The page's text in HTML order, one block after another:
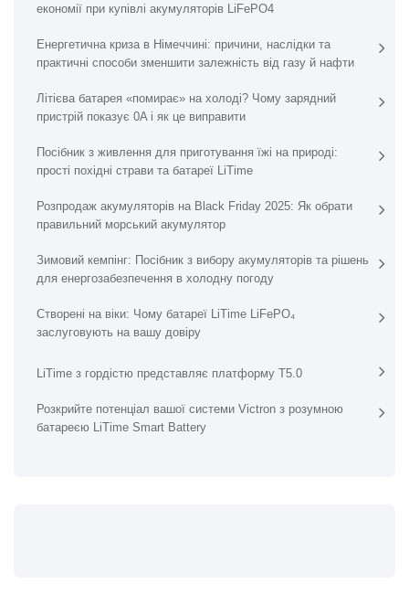
економії при купівлі акумуляторів LiFePO4
Енергетична криза в Німеччині: причини, наслідки та
практичні способи зменшити залежність від газу й нафти
Літієва батарея «помирає» на холоді? Чому зарядний
пристрій показує 0A і як це виправити
Посібник з живлення для приготування їжі на природі:
прості похідні страви та батареї LiTime
Розпродаж акумуляторів на Black Friday 2025: Як обрати
правильний морський акумулятор
Зимовий кемпінг: Посібник з вибору акумуляторів та рішень
для енергозабезпечення в холодну погоду
Створені на віки: Чому батареї LiTime LiFePO₄
заслуговують на вашу довіру
LiTime з гордістю представляє платформу T5.0
Розкрийте потенціал вашої системи Victron з розумною
батареєю LiTime Smart Battery